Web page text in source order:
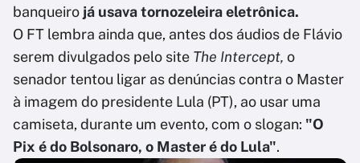
banqueiro já usava tornozeleira eletrônica.
O FT lembra ainda que, antes dos áudios de Flávio
serem divulgados pelo site The Intercept, o
senador tentou ligar as denúncias contra o Master
à imagem do presidente Lula (PT), ao usar uma
camiseta, durante um evento, com o slogan: "O
Pix é do Bolsonaro, o Master é do Lula".